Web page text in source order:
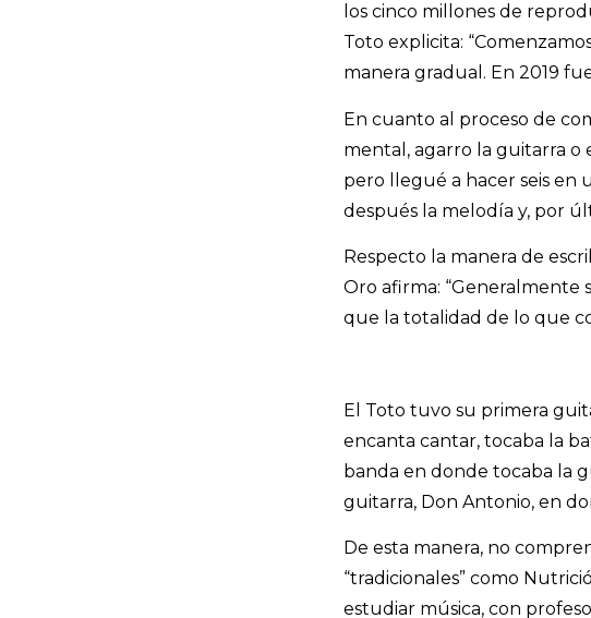
los cinco millones de
Toto explicita:
manera gradual. En 2019
En cuanto al proceso de
mental, agarro la guitarra o
pero llegué a hacer seis en
después la melodía y, por
Respecto la manera de
Oro afirma: “Generalmente
que la totalidad de lo que
El Toto tuvo su primera
encanta cantar, tocaba la
banda en donde tocaba la
guitarra, Don Antonio, en
De esta manera, no
“tradicionales” como
estudiar música, con